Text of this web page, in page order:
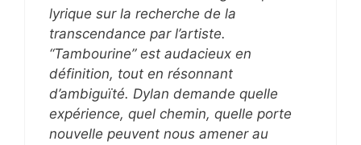
lyrique sur la recherche de la
transcendance par l’artiste.
“Tambourine” est audacieux en
définition, tout en résonnant
d’ambiguïté. Dylan demande quelle
expérience, quel chemin, quelle porte
nouvelle peuvent nous amener au